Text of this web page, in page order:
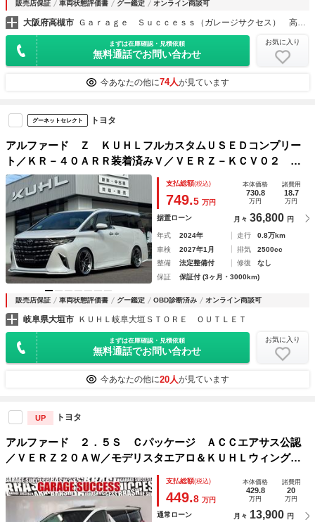
販売店保証 車両状態評価書 グー鑑定 オンライン商談可
大阪府高槻市
まずは在庫確認・見積依頼
無料通話でお問い合わせ
お気に入り
今あなたの他に74人が見ています
グーネットセレクト トヨタ
アルファード Ｚ ＫＵＨＬフルカスタムＵＳＥＤコンプリー
ト／ＫＲ－４０ＡＲＲ装着済みＶ／ＶＥＲＺ－ＫＣＶ０２ ２
１インチ／アドバンストパーク／ＢＬＩＴＺ車高調装着済み／
パノラミックビューモニタ／両側パワースライ／禁煙車
支払総額(税込)
749.5 万円
本体価格
730.8
万円
諸費用
18.7
万円
据置ローン 月々 36,800 円
年式 2024年 走行
0.8万km
車検
2027年1月 排気
2500cc
整備
法定整備付 修復
なし
保証
保証付 (3ヶ月・3000km)
販売店保証 車両状態評価書 グー鑑定 OBD診断済み オンライン商談可
岐阜県大垣市 ＫＵＨＬ岐阜大垣ＳＴＯＲＥ ＯＵＴＬＥＴ
まずは在庫確認・見積依頼
無料通話でお問い合わせ
お気に入り
今あなたの他に20人が見ています
UP トヨタ
アルファード ２．５Ｓ Ｃパッケージ ＡＣＣエアサス公認
／ＶＥＲＺ２０ＡＷ／モデリスタエアロ＆ＫＵＨＬウィング／
サンルーフ／アルパインナビ＆後列モニター／寒冷地仕様／１
００Ｖ電源／ドラレコ／Ｂカメラ／パワーＢドア／クルコン／
ＥＴＣ／ＢＳＭ
支払総額(税込)
449.8 万円
本体価格
429.8
万円
諸費用
20
万円
通常ローン 月々 13,900 円